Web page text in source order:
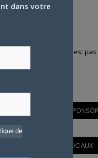
Si votre ville n'est
CONTENU
RÉSEAUX SOCIAUX
dans votre
de